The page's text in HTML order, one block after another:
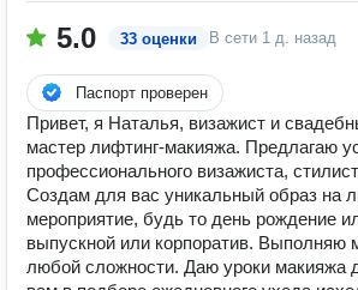
5.0 33 оценки В сети 1 д. назад
Паспорт проверен
Привет, я Наталья, визажист и
мастер лифтинг-макияжа. Предлагаю
профессионального визажиста,
Создам для вас уникальный образ на
мероприятие, будь то день рождение
выпускной или корпоратив. Выполняю
любой сложности. Даю уроки макияжа